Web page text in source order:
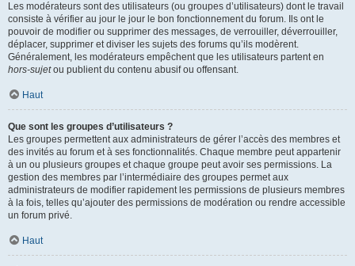
Les modérateurs sont des utilisateurs (ou groupes d’utilisateurs) dont le travail
consiste à vérifier au jour le jour le bon fonctionnement du forum. Ils ont le
pouvoir de modifier ou supprimer des messages, de verrouiller, déverrouiller,
déplacer, supprimer et diviser les sujets des forums qu’ils modèrent.
Généralement, les modérateurs empêchent que les utilisateurs partent en
hors-sujetou publient du contenu abusif ou offensant.
Haut
Que sont les groupes d’utilisateurs ?
Les groupes permettent aux administrateurs de gérer l’accès des membres et
des invités au forum et à ses fonctionnalités. Chaque membre peut appartenir
à un ou plusieurs groupes et chaque groupe peut avoir ses permissions. La
gestion des membres par l’intermédiaire des groupes permet aux
administrateurs de modifier rapidement les permissions de plusieurs membres
à la fois, telles qu’ajouter des permissions de modération ou rendre accessible
un forum privé.
Haut